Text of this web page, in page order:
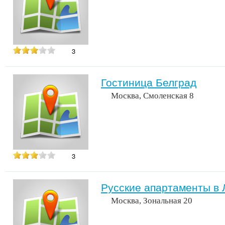
3
3
Гостиница Белград
Москва, Смоленская 8
Русские апартаменты в
Москва, Зональная 20